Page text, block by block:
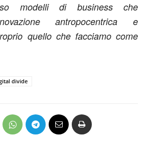
modelli di business che
antropocentrica e
quello che facciamo come
divide